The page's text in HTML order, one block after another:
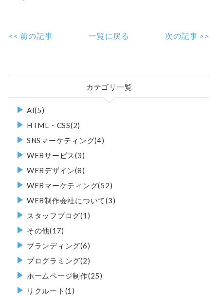
<< 前の記事 一覧に戻る 次の記事 >>
カテゴリ一覧
AI(5)
HTML・CSS(2)
SNSマーケティング(4)
WEBサービス(3)
WEBデザイン(8)
WEBマーケティング(52)
WEB制作会社について(3)
スタッフブログ(1)
その他(17)
ブランディング(6)
プログラミング(2)
ホームページ制作(25)
リクルート(1)